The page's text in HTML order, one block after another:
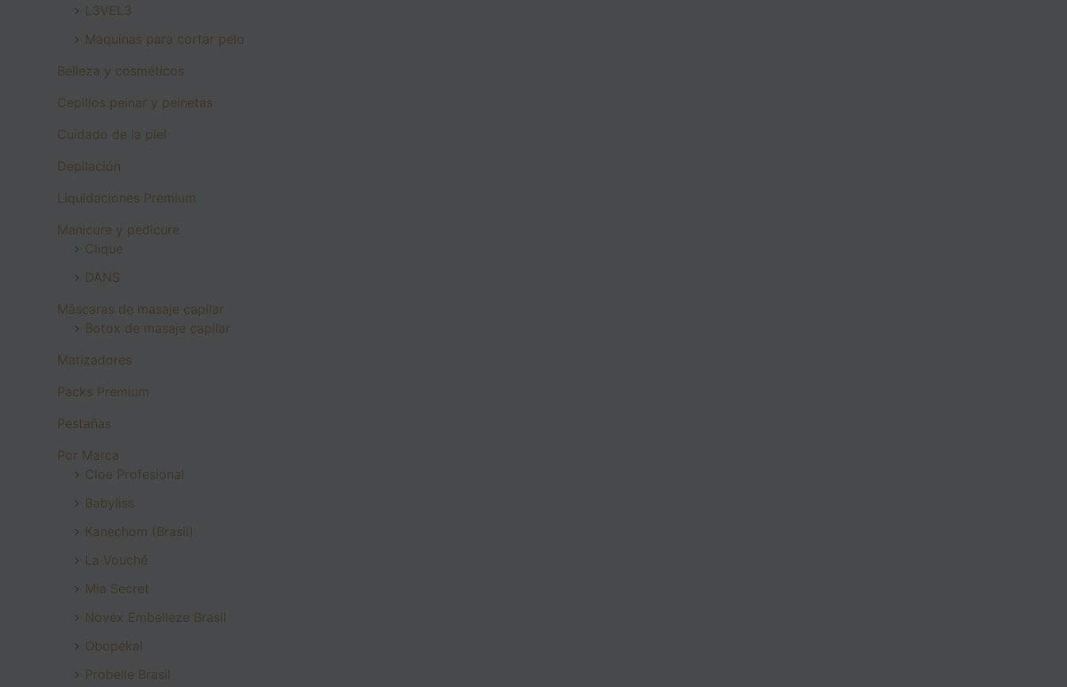
L3VEL3
Maquinas para cortar pelo
Belleza y cosméticos
Cepillos peinar y peinetas
Cuidado de la piel
Depilación
Liquidaciones Premium
Manicure y pedicure
Clique
DANS
Máscaras de masaje capilar
Botox de masaje capilar
Matizadores
Packs Premium
Pestañas
Por Marca
Cloe Profesional
Babyliss
Kanechom (Brasil)
La Vouché
Mia Secret
Novex Embelleze Brasil
Obopekal
Probelle Brasil